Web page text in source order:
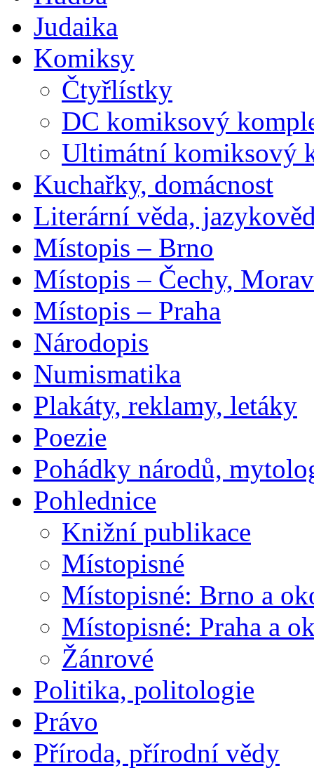
Judaika
Komiksy
Čtyřlístky
DC komiksový
Ultimátní komiksový
Kuchařky, domácnost
Literární věda,
Místopis – Brno
Místopis – Čechy,
Místopis – Praha
Národopis
Numismatika
Plakáty, reklamy, letáky
Poezie
Pohádky národů,
Pohlednice
Knižní publikace
Místopisné
Místopisné: Brno a
Místopisné: Praha a
Žánrové
Politika, politologie
Právo
Příroda, přírodní vědy